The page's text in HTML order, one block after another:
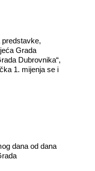
predstavke,
Grada
Dubrovnika“,
1. mijenja se i
dana od dana